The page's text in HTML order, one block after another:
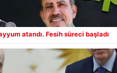
atandı. Fesih süreci başladı